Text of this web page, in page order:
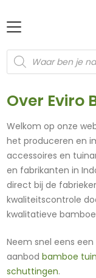
Producten
zoeken
Over Eviro
Welkom op onze
het produceren en
accessoires en
en fabrikanten in
direct bij de
kwaliteitscontrole
kwalitatieve
Neem snel eens
aanbod bamboe
schuttingen.